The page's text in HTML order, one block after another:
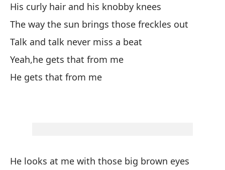
His curly hair and his knobby knees
The way the sun brings those freckles out
Talk and talk never miss a beat
Yeah,he gets that from me
He gets that from me
He looks at me with those big brown eyes